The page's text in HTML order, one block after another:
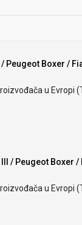
Peugeot Boxer /
u Evropi
/ Peugeot Boxer /
u Evropi